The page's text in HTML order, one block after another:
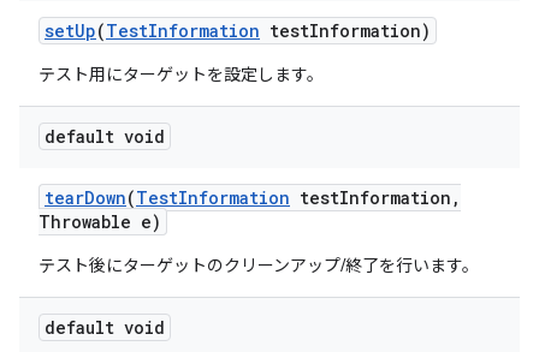
setUp(TestInformation testInformation)
テスト用にターゲットを設定します。
default void
tearDown(TestInformation testInformation ,
Throwable e)
テスト後にターゲットのクリーンアップ/終了を行います。
default void